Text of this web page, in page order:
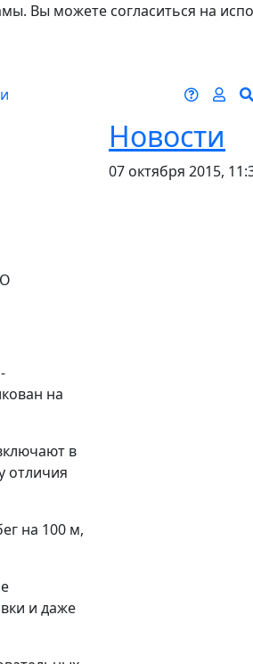
Вы можете согласиться на
Новости
07 октября 2015,
на
в
отличия
на 100 м,
и даже